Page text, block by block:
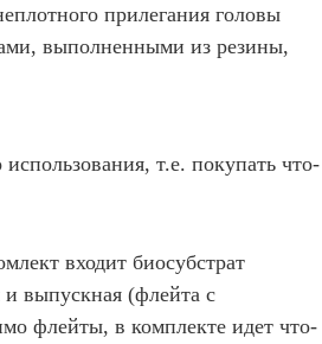
прилегания головы
выполненными из резины,
т.е. покупать что-
входит биосубстрат
выпускная (флейта с
флейты, в комплекте идет что-